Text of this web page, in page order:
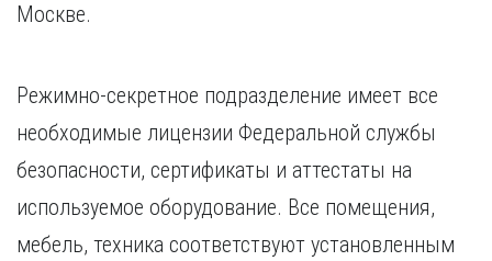
Москве.
Режимно-секретное подразделение имеет все
необходимые лицензии Федеральной службы
безопасности, сертификаты и аттестаты на
используемое оборудование. Все помещения,
мебель, техника соответствуют установленным